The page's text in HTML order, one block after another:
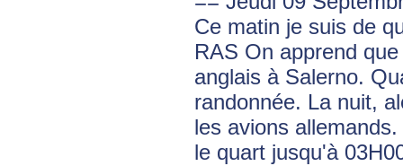
Ce matin je suis de
RAS On apprend
anglais à Salerno.
randonnée. La nuit,
les avions
le quart jusqu'à